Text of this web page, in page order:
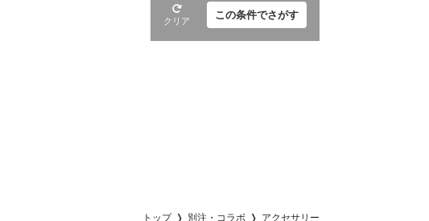
クリア この条件でさがす
トップ 別注・コラボ アクセサリー